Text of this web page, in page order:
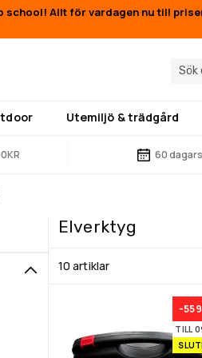
school! Allt för vardagen nu till
Utemiljö & trädgård
60
Elverktyg
10 artiklar
-
TILL